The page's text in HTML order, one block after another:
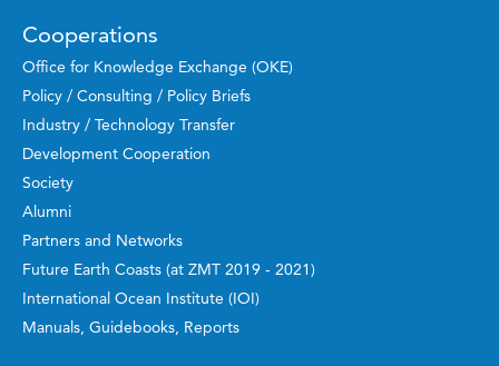
Cooperations
Office for Knowledge Exchange (OKE)
Policy / Consulting / Policy Briefs
Industry / Technology Transfer
Development Cooperation
Society
Alumni
Partners and Networks
Future Earth Coasts (at ZMT 2019 - 2021)
International Ocean Institute (IOI)
Manuals, Guidebooks, Reports